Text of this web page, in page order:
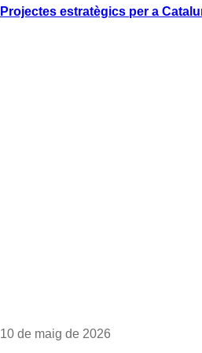
Projectes estratègics per a
10 de maig de 2026